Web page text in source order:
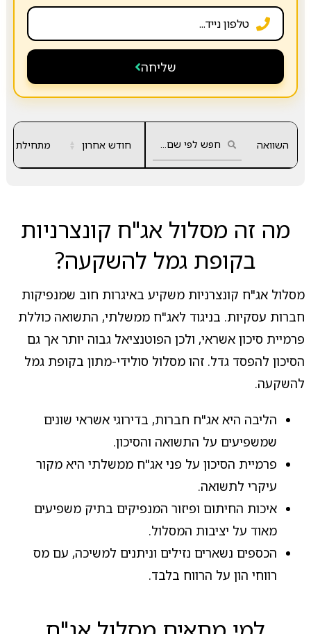
שליחה
השוואה חודש אחרון ▲
▼ מתחילת
מה זה מסלול אג"ח קונצרניות
בקופת גמל להשקעה?
מסלול אג"ח קונצרניות משקיע באיגרות חוב שמנפיקות
חברות עסקיות. בניגוד לאג"ח ממשלתי, התשואה כוללת
פרמיית סיכון אשראי, ולכן הפוטנציאל גבוה יותר אך גם
הסיכון להפסד גדל. זהו מסלול סולידי-מתון בקופת גמל
להשקעה.
הליבה היא אג"ח חברות, בדירוגי אשראי שונים
שמשפיעים על התשואה והסיכון.
פרמיית הסיכון על פני אג"ח ממשלתי היא מקור
עיקרי לתשואה.
איכות החיתום ופיזור המנפיקים בתיק משפיעים
מאוד על יציבות המסלול.
הכספים נשארים נזילים וניתנים למשיכה, עם מס
רווחי הון על הרווח בלבד.